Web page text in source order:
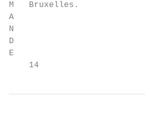
M   Bruxelles.
A
N
D
E
    14